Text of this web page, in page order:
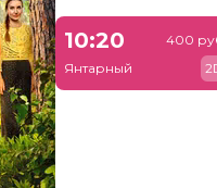
10:20
Янтарный
400